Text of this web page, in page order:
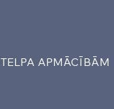
TELPA APMĀCĪBĀM